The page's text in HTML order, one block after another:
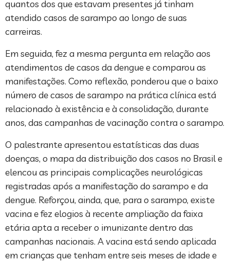
quantos dos que estavam presentes já tinham
atendido casos de sarampo ao longo de suas
carreiras.
Em seguida, fez a mesma pergunta em relação aos
atendimentos de casos da dengue e comparou as
manifestações. Como reflexão, ponderou que o baixo
número de casos de sarampo na prática clínica está
relacionado à existência e à consolidação, durante
anos, das campanhas de vacinação contra o sarampo.
O palestrante apresentou estatísticas das duas
doenças, o mapa da distribuição dos casos no Brasil e
elencou as principais complicações neurológicas
registradas após a manifestação do sarampo e da
dengue. Reforçou, ainda, que, para o sarampo, existe
vacina e fez elogios à recente ampliação da faixa
etária apta a receber o imunizante dentro das
campanhas nacionais. A vacina está sendo aplicada
em crianças que tenham entre seis meses de idade e